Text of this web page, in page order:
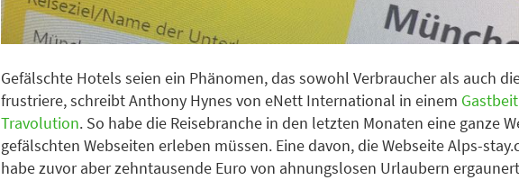
Gefälschte Hotels seien ein Phänomen, das sowohl Verbraucher als auch
frustriere, schreibt Anthony Hynes von eNett International in einem
Travolution. So habe die Reisebranche in den letzten Monaten eine ganze
gefälschten Webseiten erleben müssen. Eine davon, die Webseite Alps-
habe zuvor aber zehntausende Euro von ahnungslosen Urlaubern